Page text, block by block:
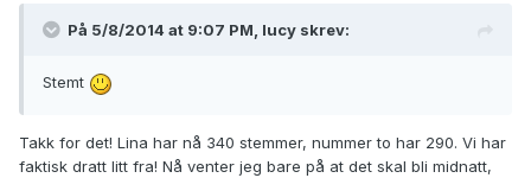
På 5/8/2014 at 9:07 PM, lucy skrev:
Stemt
Takk for det! Lina har nå 340 stemmer, nummer to har 290. Vi har
faktisk dratt litt fra! Nå venter jeg bare på at det skal bli midnatt,